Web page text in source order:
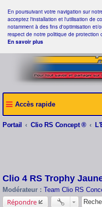
En poursuivant votre navigation sur
acceptez l'installation et l'utilisation de
notamment à des fins d'optimisation et/
respect de notre politique de protection
En savoir plus
Accès rapide
Portail Clio RS Concept ®
Clio 4 RS Trophy
Modérateur : Team Clio RS
Répondre